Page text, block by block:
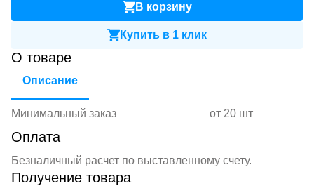
В корзину
Купить в 1 клик
О товаре
Описание
Минимальный заказ от 20 шт
Оплата
Безналичный расчет по выставленному счету.
Получение товара